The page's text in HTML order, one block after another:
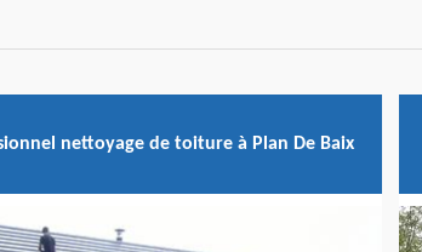
nettoyage de toiture à Plan De Baix